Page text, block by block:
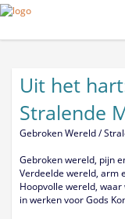
Uit het
Stralende
Gebroken Wereld /
Gebroken wereld,
Verdeelde wereld, arm
Hoopvolle wereld, waar
in werken voor Gods